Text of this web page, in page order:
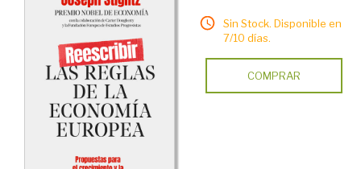
Sin Stock. Disponible en
7/10 días.
COMPRAR